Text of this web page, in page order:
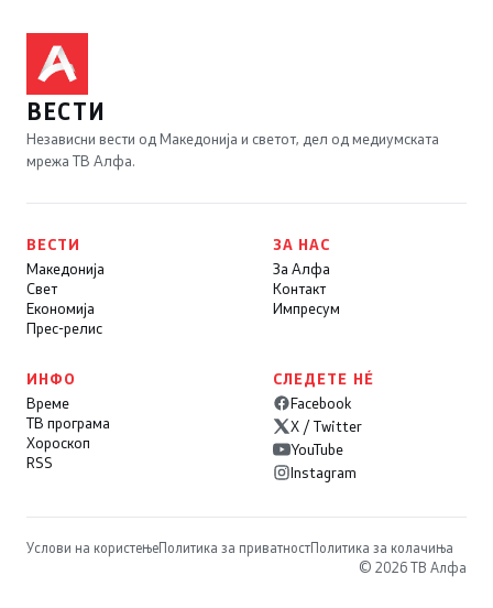
ВЕСТИ
Независни вести од Македонија и светот, дел од медиумската
мрежа ТВ Алфа.
ВЕСТИ
Македонија
Свет
Економија
Прес-релис
ЗА НАС
За Алфа
Контакт
Импресум
ИНФО
Време
ТВ програма
Хороскоп
RSS
СЛЕДЕТЕ НÉ
Facebook
X / Twitter
YouTube
Instagram
Услови на користењеПолитика за приватностПолитика за колачиња
© 2026 ТВ Алфа